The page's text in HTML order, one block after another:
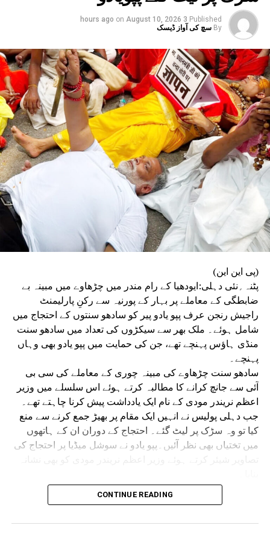
ہندوستان میں بڑے پیمانے پر سراہا گیا ہے۔ انہوں نے کہا، “ہم
نے اپنے سفارتی تعلقات کے قیام کی 75 ویں سالگرہ منائی
ہے۔ کیلاش مانسروور یاترا کی بحالی کو بھی
ہندوستان میں بڑے پیمانے پر سراہا گیا ہے۔
ہمارے تعلقات کو معمول پر لانے سے باہمی طور پر
فائدہ مند نتائج برآمد ہوسکتے ہیں۔
RELATED TOPICS:
DISCUSSES IMPROVEMENT IN BILATERAL TIES
EXTERNAL AFFAIRS MINISTER S JAISHANKAR MEETS CHINESE
VICE PRESIDENT HAN ZHENG
INDIA AND CHINA HAVE CELEBRATED THE 75TH ANNIVERSARY OF
DIPLOMATIC RELATIONS
UP
معین الدین چشتی لینگویج یونیورسٹی میں ’ٹریننگ
ٹرینرز‘ ورکشاپ کا انعقاد
پبلک گرلزانٹر کالج دیوبند میں شاندار آرٹ مقابلوں کا انعقاد
Published
3 hours ago
on August 10, 2026
By سچ کی آواز ڈیسک
(پی این این)
پٹنہ؍نئی دہلی:ایودھیا کے رام مندر میں چڑھاوے میں مبینہ بے
ضابطگی کے معاملے پر بہار کے پورنیہ سے رکنِ پارلیمنٹ
راجیش رنجن عرف پپو یادو پیر کو سادھو سنتوں کے احتجاج میں
شامل ہوئے۔ ملک بھر سے سیکڑوں کی تعداد میں سادھو سنت
منڈی ہاؤس پہنچے تھے، جن کی حمایت میں پپو یادو بھی وہاں
پہنچے۔
سادھو سنت چڑھاوے کی مبینہ چوری کے معاملے کی سی بی
آئی سے جانچ کرانے کا مطالبہ کرتے ہوئے اس سلسلے میں وزیر
اعظم نریندر مودی کے نام ایک یادداشت پیش کرنا چاہتے تھے۔
جب دہلی پولیس نے انہیں ایک مقام پر بھیڑ جمع کرنے سے منع
کیا تو وہ سڑک پر لیٹ گئے۔ احتجاج کے دوران ان کے ہاتھوں
میں تختیاں بھی نظر آئیں۔پپو یادو نے سوشل میڈیا پر احتجاج کی
سوشل میڈیا پلیٹ فارم ایکس پر تصاویر کے ساتھ پپو یادو نے
لکھا:’’چندہ چور گدی چھوڑ، رام جی کے لٹیرے کرسی چھوڑو!
CONTINUE READING